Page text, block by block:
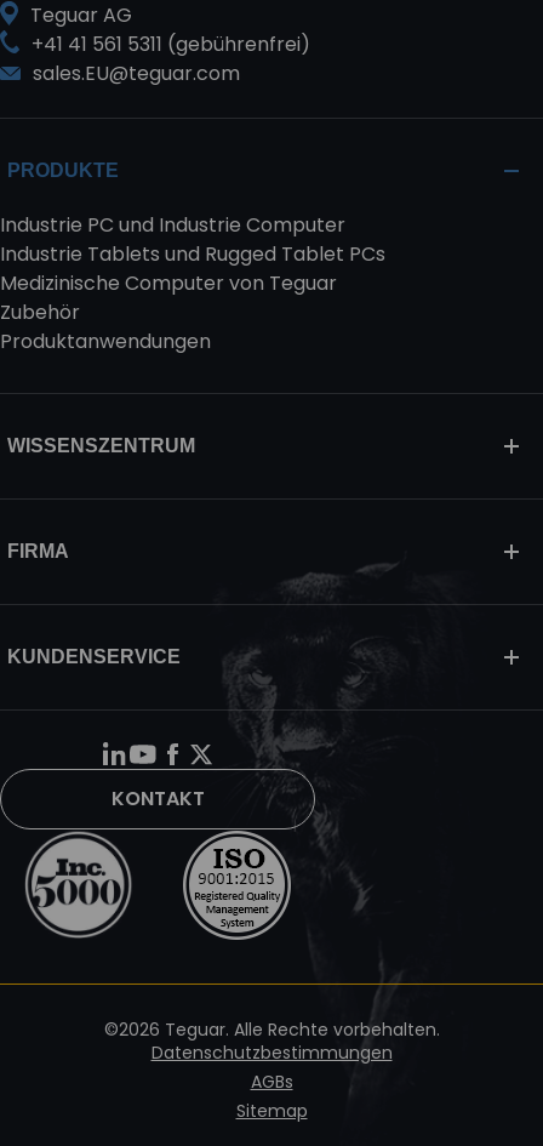
Teguar AG
+41 41 561 5311 (gebührenfrei)
sales.EU@teguar.com
PRODUKTE
Industrie PC und Industrie Computer
Industrie Tablets und Rugged Tablet PCs
Medizinische Computer von Teguar
Zubehör
Produktanwendungen
WISSENSZENTRUM
FIRMA
KUNDENSERVICE
KONTAKT
©2026 Teguar. Alle Rechte vorbehalten.
Datenschutzbestimmungen
AGBs
Sitemap